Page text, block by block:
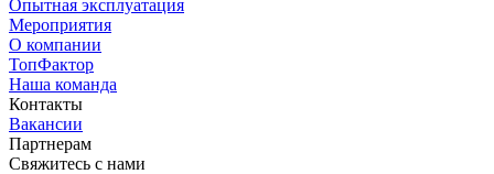
Опытная эксплуатация
Мероприятия
О компании
ТопФактор
Наша команда
Контакты
Вакансии
Партнерам
Свяжитесь с нами